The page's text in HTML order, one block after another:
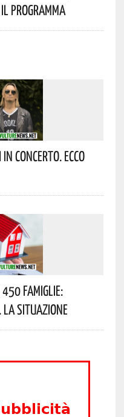
Programma
Concerto. Ecco
Famiglie:
La Situazione